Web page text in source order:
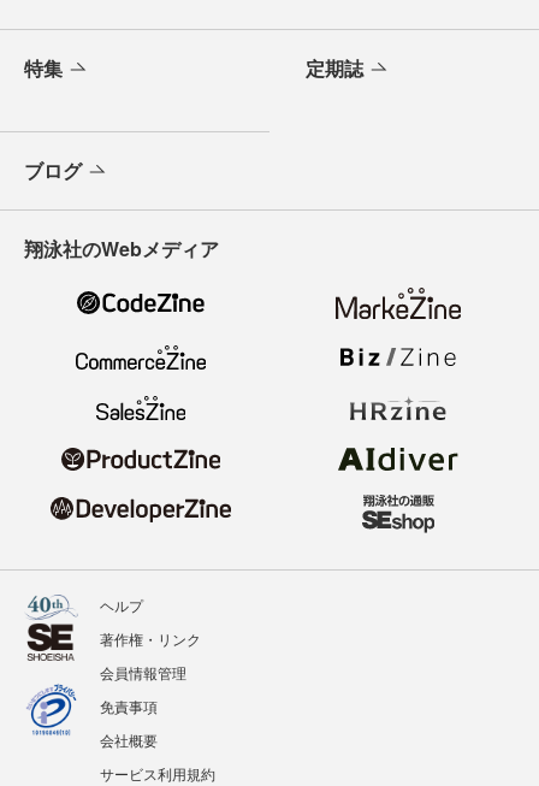
特集 定期誌
ブログ
翔泳社のWebメディア
ヘルプ
著作権・リンク
会員情報管理
免責事項
会社概要
サービス利用規約